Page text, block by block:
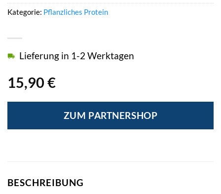
15,90 €
Lieferung in 1-2 Werktagen
ZUM PARTNERSHOP
Kategorie: Pflanzliches Protein
BESCHREIBUNG